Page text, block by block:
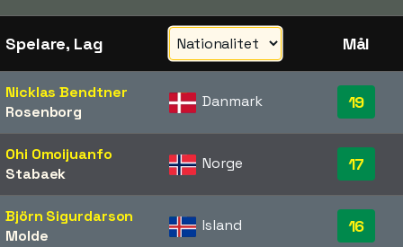
Spelare, Lag Mål
Nicklas Bendtner
Rosenborg
Danmark 19
Ohi Omoijuanfo
Stabaek
Norge 17
Björn Sigurdarson
Molde
Island 16